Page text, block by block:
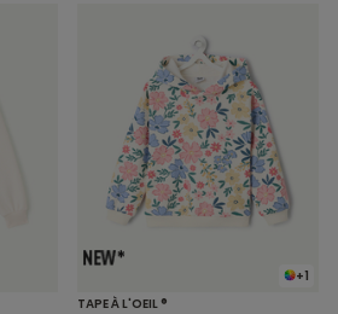
+1
TAPE À L'OEIL ®